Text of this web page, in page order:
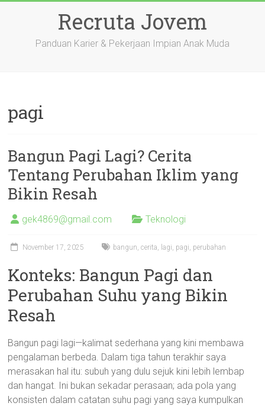
Recruta Jovem
Panduan Karier & Pekerjaan Impian Anak Muda
pagi
Bangun Pagi Lagi? Cerita
Tentang Perubahan Iklim yang
Bikin Resah
gek4869@gmail.com Teknologi
November 17, 2025 bangun,cerita, lagi, pagi, perubahan
Konteks: Bangun Pagi dan
Perubahan Suhu yang Bikin
Resah
Bangun pagi lagi—kalimat sederhana yang kini membawa
pengalaman berbeda. Dalam tiga tahun terakhir saya
merasakan hal itu: subuh yang dulu sejuk kini lebih lembap
dan hangat. Ini bukan sekadar perasaan; ada pola yang
konsisten dalam catatan suhu pagi yang saya kumpulkan